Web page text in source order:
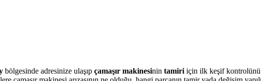
bölgesinde adresinize ulaşıp çamaşır makinesinin tamiri için ilk keşif kontrolünü